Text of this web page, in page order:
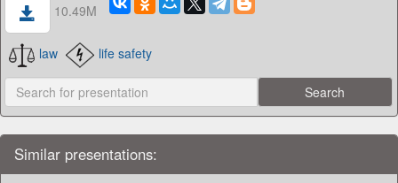
10.49M
law life safety
Similar presentations: